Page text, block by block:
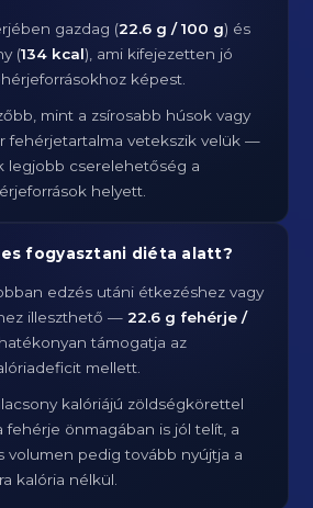
gazdag (22.6 g / 100 g) és
(134 kcal), ami kifejezetten jó
képest.
mint a zsírosabb húsok vagy
fehérjetartalma vetekszik velük —
legjobb cserelehetőség a
helyett.
fogyasztani diéta alatt?
edzés utáni étkezéshez vagy
illeszthető —22.6 g fehérje /
támogatja az
mellett.
kalóriájú zöldségkörettel
fehérje önmagában is jól telít, a
volumen pedig tovább nyújtja a
kalória nélkül.